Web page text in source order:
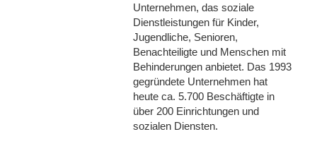
Unternehmen, das soziale
Dienstleistungen für Kinder,
Jugendliche, Senioren,
Benachteiligte und Menschen mit
Behinderungen anbietet. Das 1993
gegründete Unternehmen hat
heute ca. 5.700 Beschäftigte in
über 200 Einrichtungen und
sozialen Diensten.